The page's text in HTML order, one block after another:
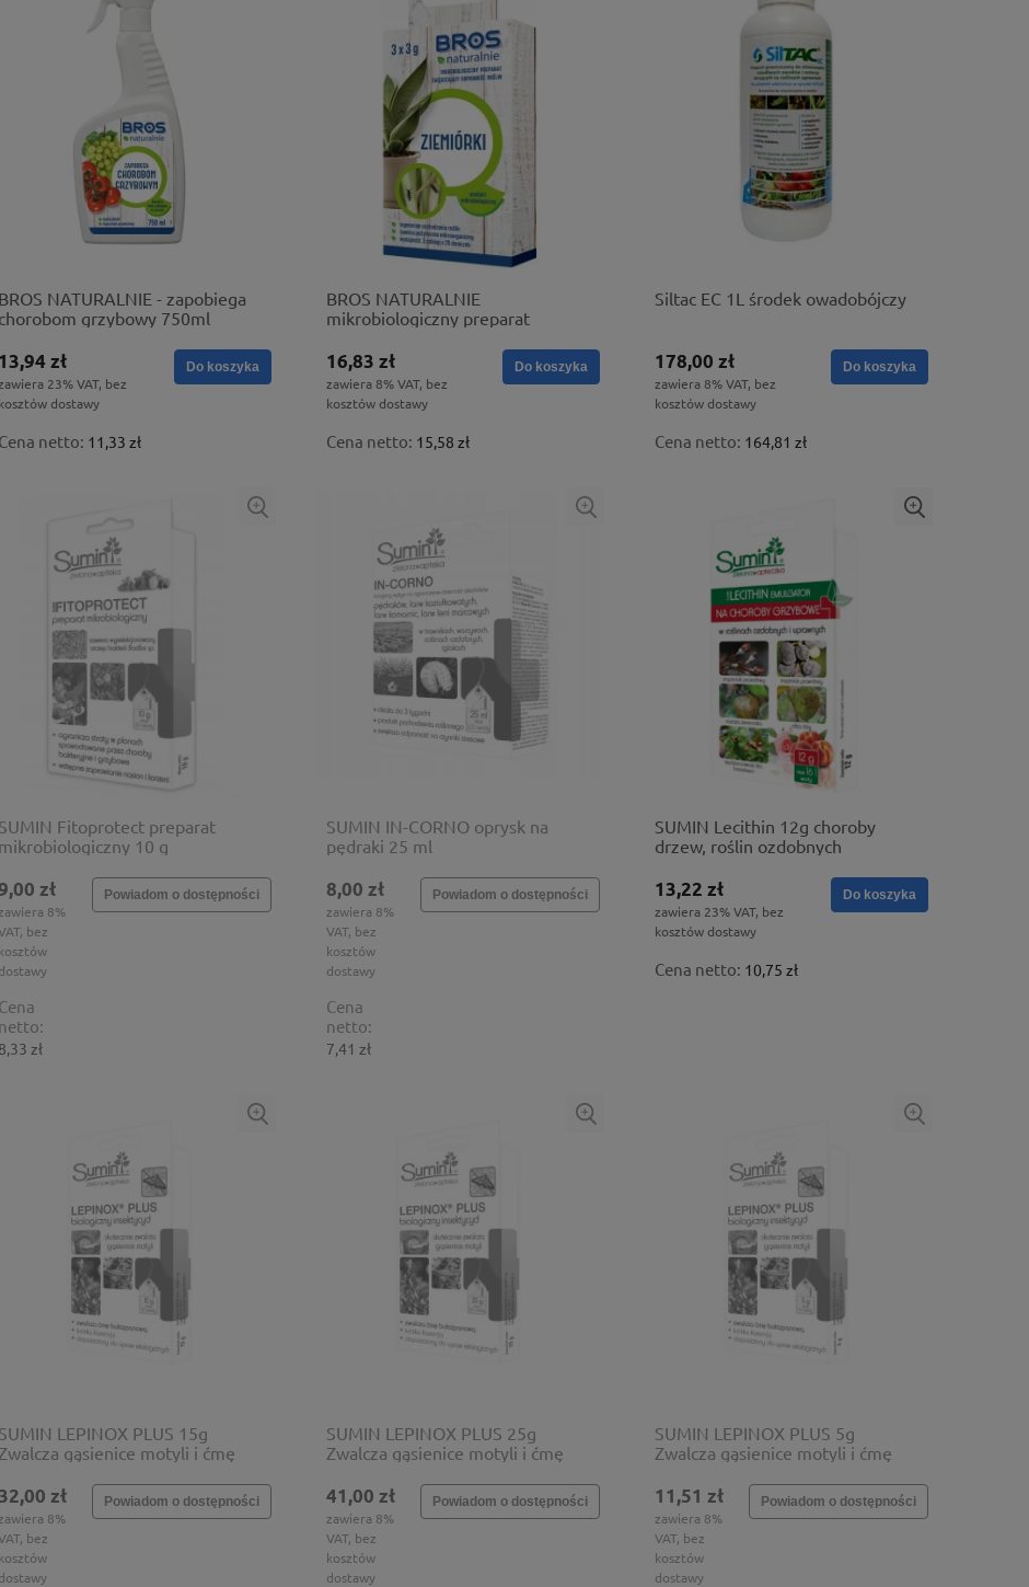
BROS NATURALNIE - zapobiega
chorobom grzybowy 750ml
13,94 zł
23% VAT, bez
kosztów dostawy
Cena netto: 11,33 zł
Do koszyka
BROS NATURALNIE
mikrobiologiczny preparat
ziemiórki
16,83 zł
zawiera 8% VAT, bez
kosztów dostawy
Cena netto: 15,58 zł
Do koszyka
Siltac EC 1L środek owadobójczy
178,00 zł
zawiera 8% VAT, bez
kosztów dostawy
Cena netto: 164,81 zł
Do koszyka
SUMIN Fitoprotect preparat
mikrobiologiczny 10 g
zł
zawiera 8%
bez
kosztów
dostawy
Cena
netto:
8,33 zł
Powiadom o dostępności
SUMIN IN-CORNO oprysk na
pędraki 25 ml
8,00 zł
zawiera 8%
VAT, bez
kosztów
dostawy
Cena
netto:
7,41 zł
Powiadom o dostępności
SUMIN Lecithin 12g choroby
drzew, roślin ozdobnych
13,22 zł
zawiera 23% VAT, bez
kosztów dostawy
Cena netto: 10,75 zł
Do koszyka
SUMIN LEPINOX PLUS 15g
Zwalcza gąsienice motyli i ćmę
32,00 zł
zawiera 8%
bez
kosztów
dostawy
Powiadom o dostępności
SUMIN LEPINOX PLUS 25g
Zwalcza gąsienice motyli i ćmę
41,00 zł
zawiera 8%
VAT, bez
kosztów
dostawy
Powiadom o dostępności
SUMIN LEPINOX PLUS 5g
Zwalcza gąsienice motyli i ćmę
11,51 zł
zawiera 8%
VAT, bez
kosztów
dostawy
Powiadom o dostępności